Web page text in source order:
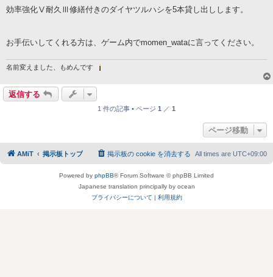
効率強化Ⅴ耐久Ⅲ修繕付きのダイヤツルハシを5本貸し出しします。
お手伝いしてくれる方は、ゲーム内でmomen_wataに言ってください。
名前変えました、もめんです
返信する
1 件の記事 • ページ 1 ／ 1
ページ移動
AMiT 掲示板トップ All times are UTC+09:00
掲示板の cookie を消去する
Powered by phpBB® Forum Software © phpBB Limited
Japanese translation principally by ocean
プライバシーについて | 利用規約